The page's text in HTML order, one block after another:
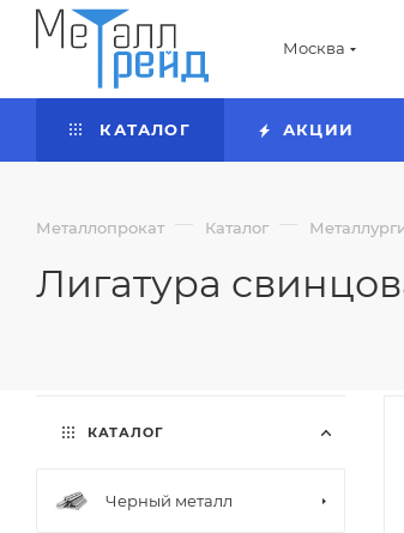
Москва
КАТАЛОГ АКЦИИ
Металлопрокат — Каталог —
Лигатура
КАТАЛОГ
Черный металл